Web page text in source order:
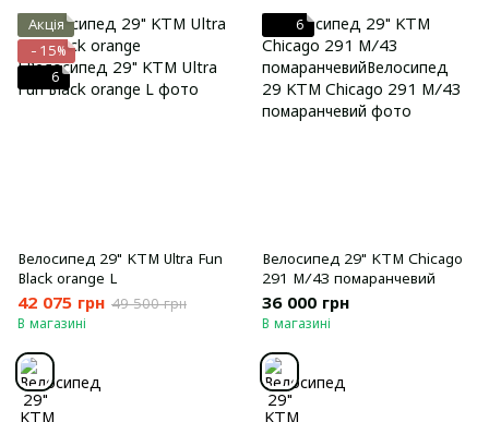
Акція
−15%
6
Велосипед 29" KTM Ultra Fun
Black orange L
42 075 грн 49 500 грн
В магазині
6
Велосипед 29" KTM Chicago
291 M/43 помаранчевий
36 000 грн
В магазині